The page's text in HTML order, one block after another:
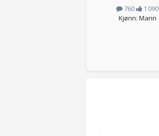
760
1 090
Kjønn: Mann